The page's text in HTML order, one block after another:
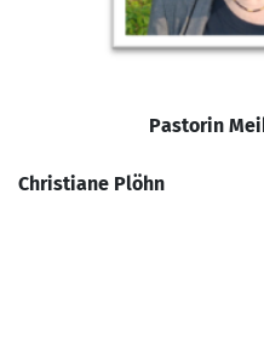
Pastorin Meike
Christiane Plöhn